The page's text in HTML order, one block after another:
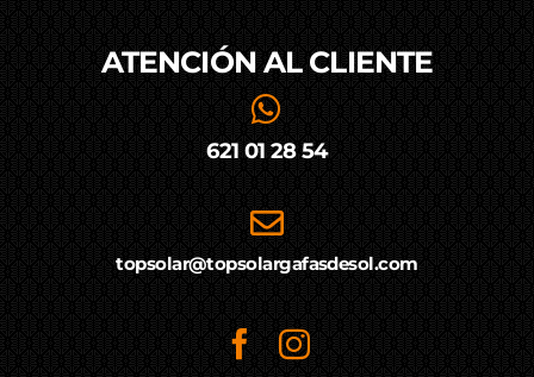
ATENCIÓN AL CLIENTE
621 01 28 54
topsolar@topsolargafasdesol.com